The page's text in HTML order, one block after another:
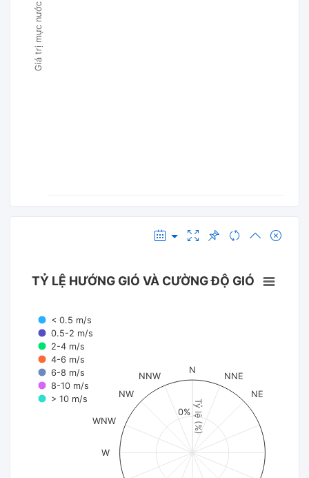
Giá trị mực nước
Tỷ lệ (%)
TỶ LỆ HƯỚNG GIÓ VÀ CƯỜNG ĐỘ GIÓ
< 0.5 m/s
0.5-2 m/s
2-4 m/s
4-6 m/s
6-8 m/s
8-10 m/s
> 10 m/s
N
NNE
NE
W
WNW
NW
NNW
0%